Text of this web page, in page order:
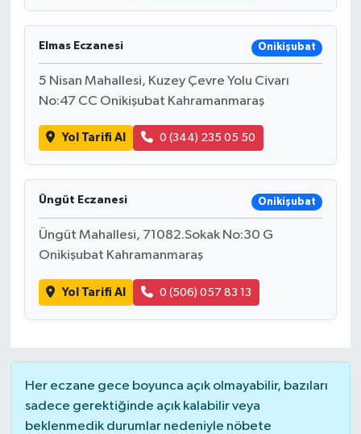
Elmas Eczanesi Onikişubat
5 Nisan Mahallesi, Kuzey Çevre Yolu Civarı
No:47 CC Onikişubat Kahramanmaraş
Yol Tarifi Al 0 (344) 235 05 50
Üngüt Eczanesi Onikişubat
Üngüt Mahallesi, 71082.Sokak No:30 G
Onikişubat Kahramanmaraş
Yol Tarifi Al 0 (506) 057 83 13
Her eczane gece boyunca açık olmayabilir, bazıları
sadece gerektiğinde açık kalabilir veya
beklenmedik durumlar nedeniyle nöbete